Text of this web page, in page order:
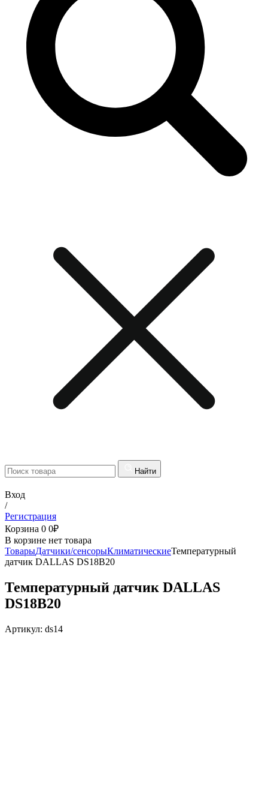
Найти
Вход
/
Регистрация
Корзина 0 0₽
В корзине нет товара
ТоварыДатчики/сенсорыКлиматическиеТемпературный
датчик DALLAS DS18B20
Температурный датчик DALLAS
DS18B20
Артикул: ds14